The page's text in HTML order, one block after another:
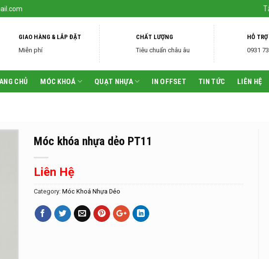
GIAO HÀNG & LẮP ĐẶT
Miễn phí
CHẤT LƯỢNG
Tiêu chuẩn châu âu
HỖ
0931
CHỦ MÓC KHOÁ QUẠT NHỰA IN OFFSET TIN TỨC LIÊN HỆ
Móc khóa nhựa dẻo PT11
Liên Hệ
Category: Móc Khoá Nhựa Dẻo